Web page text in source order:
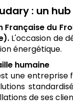
: un
Française du
L'occasion de
énergétique.
humaine
une entreprise
de ses